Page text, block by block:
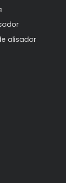
alisador